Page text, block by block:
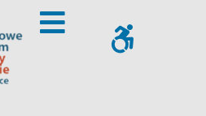
NA STANOWISKO
Offcanvas Sidebar